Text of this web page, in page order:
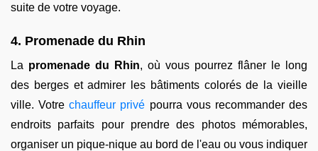
suite de votre voyage.
4. Promenade du Rhin
La promenade du Rhin, où vous pourrez flâner le long
des berges et admirer les bâtiments colorés de la vieille
ville. Votrechauffeur privé pourra vous recommander des
endroits parfaits pour prendre des photos mémorables,
organiser un pique-nique au bord de l'eau ou vous indiquer